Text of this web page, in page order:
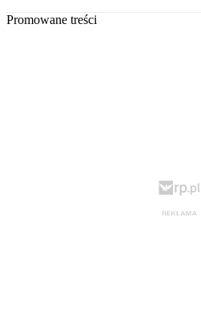
Promowane treści